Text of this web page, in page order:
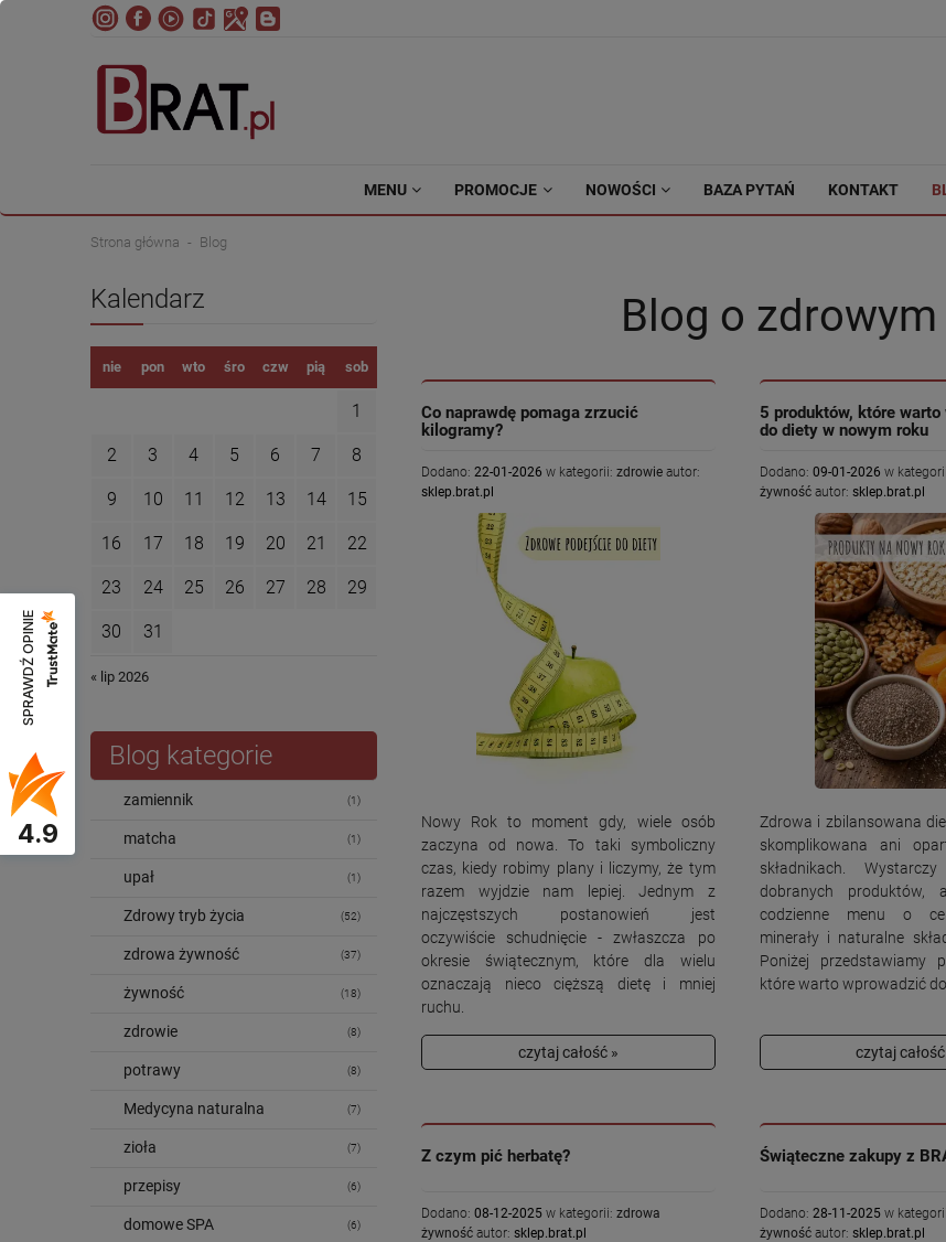
MENU PROMOCJE NOWOŚCI BAZA PYTAŃ KONTAKT
Strona główna Blog
Kalendarz
nie pon wto śro czw pią sob
1
2 3 4 5 6 7 8
9 10 11 12 13 14 15
16 17 18 19 20 21 22
23 24 25 26 27 28 29
30 31
« lip 2026
Blog kategorie
zamiennik (1)
matcha (1)
upał (1)
Zdrowy tryb życia (52)
zdrowa żywność (37)
żywność (18)
zdrowie (8)
potrawy (8)
Medycyna naturalna (7)
zioła (7)
przepisy (6)
domowe SPA (6)
Blog o
Co naprawdę pomaga zrzucić
kilogramy?
Dodano: 22-01-2026 w kategorii: zdrowie autor:
sklep.brat.pl
Nowy Rok to moment gdy, wiele osób
zaczyna od nowa. To taki symboliczny
czas, kiedy robimy plany i liczymy, że tym
razem wyjdzie nam lepiej. Jednym z
najczęstszych postanowień jest
oczywiście schudnięcie - zwłaszcza po
okresie świątecznym, które dla wielu
oznaczają nieco cięższą dietę i mniej
ruchu.
czytaj całość »
5 produktów, które
do diety w nowym roku
Dodano: 09-01-2026 w
żywnośćautor: sklep.brat.pl
Zdrowa i zbilansowana
skomplikowana ani
składnikach.
dobranych produktów,
codzienne menu o
minerały i naturalne
Poniżej przedstawiamy
które warto wprowadzić
czytaj całość
Z czym pić herbatę?
Dodano: 08-12-2025 w kategorii: zdrowa
żywność autor: sklep.brat.pl
Świąteczne zakupy z
Dodano: 28-11-2025w
żywnośćautor: sklep.brat.pl
SPRAWDŹ OPINIE
4.9